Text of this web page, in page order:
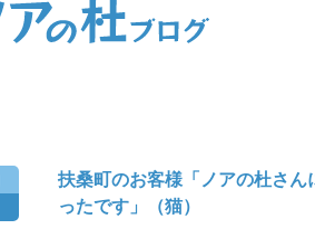
扶桑町のお客様「ノアの杜さん
ったです」（猫）